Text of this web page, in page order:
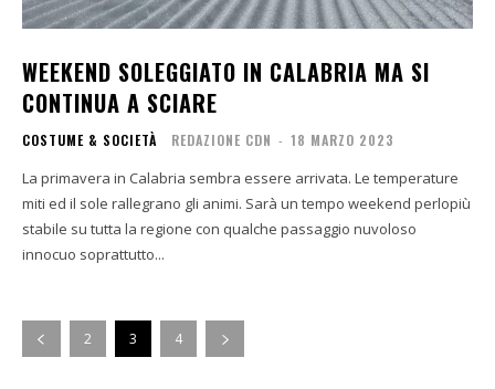
WEEKEND SOLEGGIATO IN CALABRIA MA SI
CONTINUA A SCIARE
COSTUME & SOCIETÀ REDAZIONE CDN - 18 MARZO 2023
La primavera in Calabria sembra essere arrivata. Le temperature
miti ed il sole rallegrano gli animi. Sarà un tempo weekend perlopiù
stabile su tutta la regione con qualche passaggio nuvoloso
innocuo soprattutto...
2 3 4